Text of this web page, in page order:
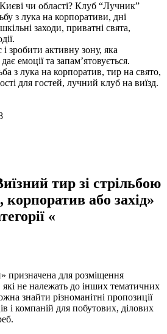
чи області? Клуб “Лучник”
з лука на корпоративи, дні
заходи, приватні свята,
зробити активну зону, яка
емоції та запам’ятовується.
з лука на корпоратив, тир на свято,
для гостей, лучний клуб на виїзд.
тир зі стрільбою
корпоратив або захід»
«
призначена для розміщення
не належать до інших тематичних
знайти різноманітні пропозиції
і компаній для побутових, ділових